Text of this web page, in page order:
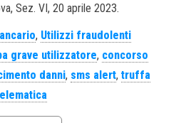
Sez. VI, 20 aprile 2023.
, Utilizzi fraudolenti
grave utilizzatore, concorso
danni, sms alert, truffa